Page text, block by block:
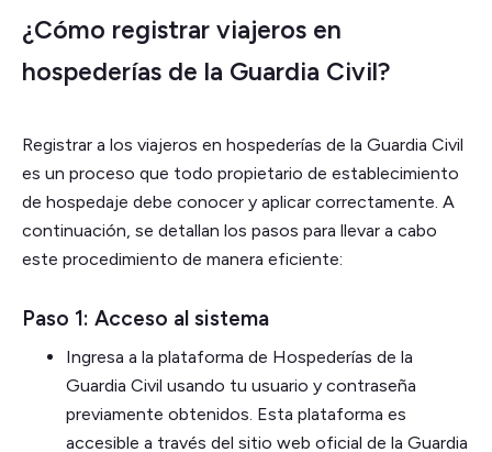
¿Cómo registrar viajeros en
hospederías de la Guardia Civil?
Registrar a los viajeros en hospederías de la Guardia Civil
es un proceso que todo propietario de establecimiento
de hospedaje debe conocer y aplicar correctamente. A
continuación, se detallan los pasos para llevar a cabo
este procedimiento de manera eficiente:
Paso 1: Acceso al sistema
Ingresa a la plataforma de Hospederías de la
Guardia Civil usando tu usuario y contraseña
previamente obtenidos. Esta plataforma es
accesible a través del sitio web oficial de la Guardia